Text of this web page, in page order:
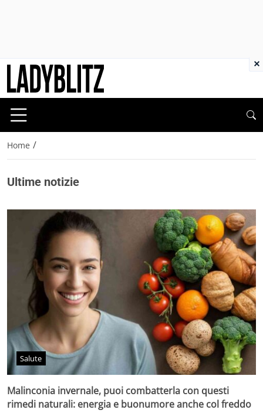
Home /
Ultime notizie
Salute
Malinconia invernale, puoi combatterla con questi
rimedi naturali: energia e buonumore anche col freddo
×